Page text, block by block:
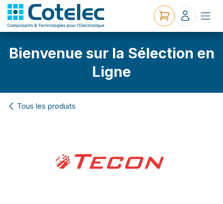
Bienvenue sur la Sélection en
Ligne
Tous les produits